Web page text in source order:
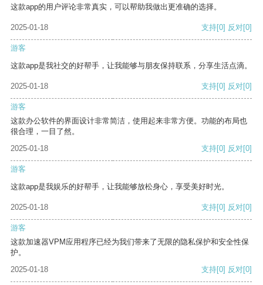
这款app的用户评论非常真实，可以帮助我做出更准确的选择。
2025-01-18 支持[0] 反对[0]
游客
这款app是我社交的好帮手，让我能够与朋友保持联系，分享生活点滴。
2025-01-18 支持[0] 反对[0]
游客
这款办公软件的界面设计非常简洁，使用起来非常方便。功能的布局也
很合理，一目了然。
2025-01-18
支持[0] 反对[0]
游客
这款app是我娱乐的好帮手，让我能够放松身心，享受美好时光。
2025-01-18 支持[0] 反对[0]
游客
这款加速器VPM应用程序已经为我们带来了无限的隐私保护和安全性保
护。
2025-01-18
支持[0] 反对[0]